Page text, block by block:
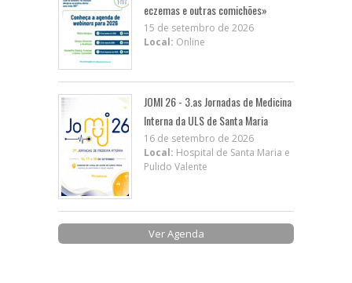
eczemas e outras comichões»
15 de setembro de 2026
Local: Online
JOMI 26 - 3.as Jornadas de Medicina
Interna da ULS de Santa Maria
16 de setembro de 2026
Local: Hospital de Santa Maria e
Pulido Valente
Ver Agenda